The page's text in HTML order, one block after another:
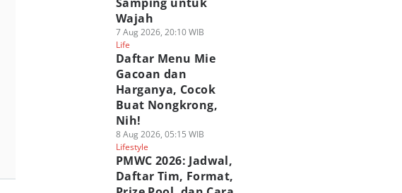
Wajah
7 Aug 2026, 20:10 WIB
Life
Daftar Menu Mie
Gacoan dan
Harganya, Cocok
Buat Nongkrong,
Nih!
8 Aug 2026, 05:15 WIB
Lifestyle
PMWC 2026: Jadwal,
Daftar Tim, Format,